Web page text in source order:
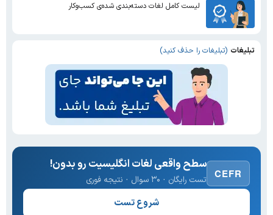
لیست کامل لغات دسته‌بندی شده‌ی کسب‌وکار
تبلیغات (تبلیغات را حذف کنید)
CEFR
سطح واقعی لغات انگلیسیت رو بدون!
تست رایگان · ۳۰ سوال · نتیجه فوری
شروع تست